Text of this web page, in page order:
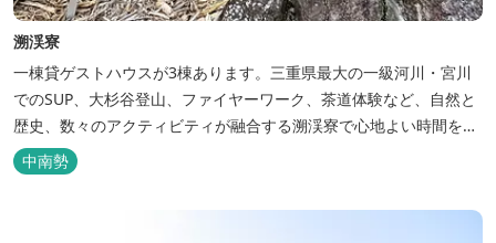
溯渓寮
一棟貸ゲストハウスが3棟あります。三重県最大の一級河川・宮川
でのSUP、大杉谷登山、ファイヤーワーク、茶道体験など、自然と
歴史、数々のアクティビティが融合する溯渓寮で心地よい時間をお
過ごしください。 溯渓寮A棟は、22㎡の広々としたLDKを有する清
潔な宿泊棟です。大きな窓からは四季折々の美しい風景を眺望で
き、夏場はウッドデッキ、冬場は薪ストーブと、季節を感じながら
中南勢